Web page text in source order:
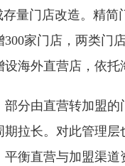
量门店改造。精
家门店，两类门
海外直营店，依托
分由直营转加盟
拉长。对此管理
衡直营与加盟渠道